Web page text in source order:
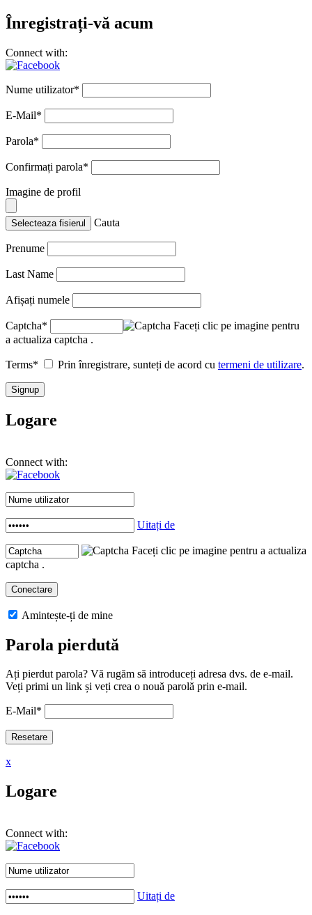
Înregistrați-vă acum
Connect with:
Nume utilizator*
E-Mail*
Parola*
Confirmați parola*
Imagine de profil
Selecteaza fisierul Cauta
Prenume
Last Name
Afișați numele
Captcha*
Faceți clic pe imagine pentru
a actualiza captcha .
Terms* Prin înregistrare, sunteți de acord cu termeni de utilizare.
Logare
Connect with:
Uitați de
Faceți clic pe imagine pentru a actualiza
captcha .
Amintește-ți de mine
Parola pierdută
Ați pierdut parola? Vă rugăm să introduceți adresa dvs. de e-mail.
Veți primi un link și veți crea o nouă parolă prin e-mail.
E-Mail*
x
Logare
Connect with:
Uitați de